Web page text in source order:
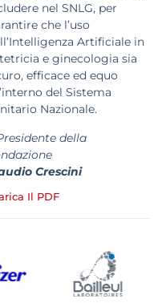
nel SNLG, per
che l’uso
Artificiale in
e ginecologia sia
efficace ed equo
del Sistema
Nazionale.
della
Crescini
Il PDF